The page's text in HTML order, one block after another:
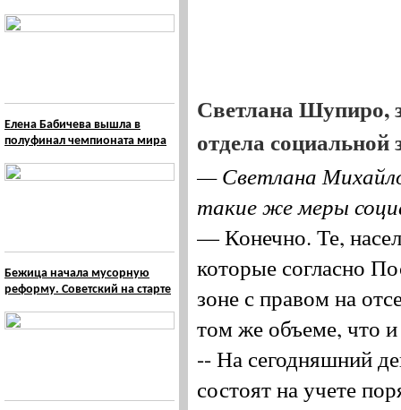
Елена Бабичева вышла в
полуфинал чемпионата мира
Бежица начала мусорную
реформу. Советский на старте
Светлана Шупиро,
отдела
— Светлана
такие же меры
— Конечно. Те,
которые согласно
зоне с правом на
том же объеме, что
-- На сегодняшний
состоят на учете